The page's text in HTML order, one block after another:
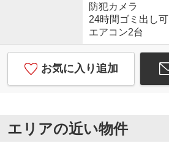
防犯カメラ
24時間ゴミ出し可
エアコン2台
お気に入り追加
エリアの近い物件